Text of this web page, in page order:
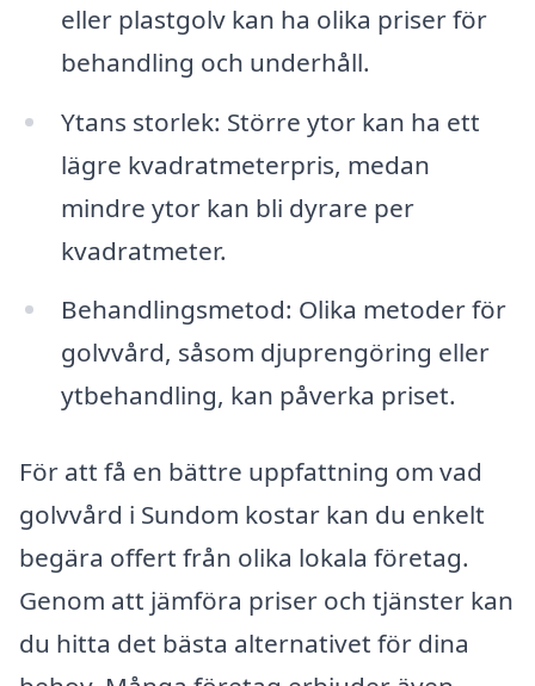
eller plastgolv kan ha olika priser för
behandling och underhåll.
Ytans storlek: Större ytor kan ha ett
lägre kvadratmeterpris, medan
mindre ytor kan bli dyrare per
kvadratmeter.
Behandlingsmetod: Olika metoder för
golvvård, såsom djuprengöring eller
ytbehandling, kan påverka priset.
För att få en bättre uppfattning om vad
golvvård i Sundom kostar kan du enkelt
begära offert från olika lokala företag.
Genom att jämföra priser och tjänster kan
du hitta det bästa alternativet för dina